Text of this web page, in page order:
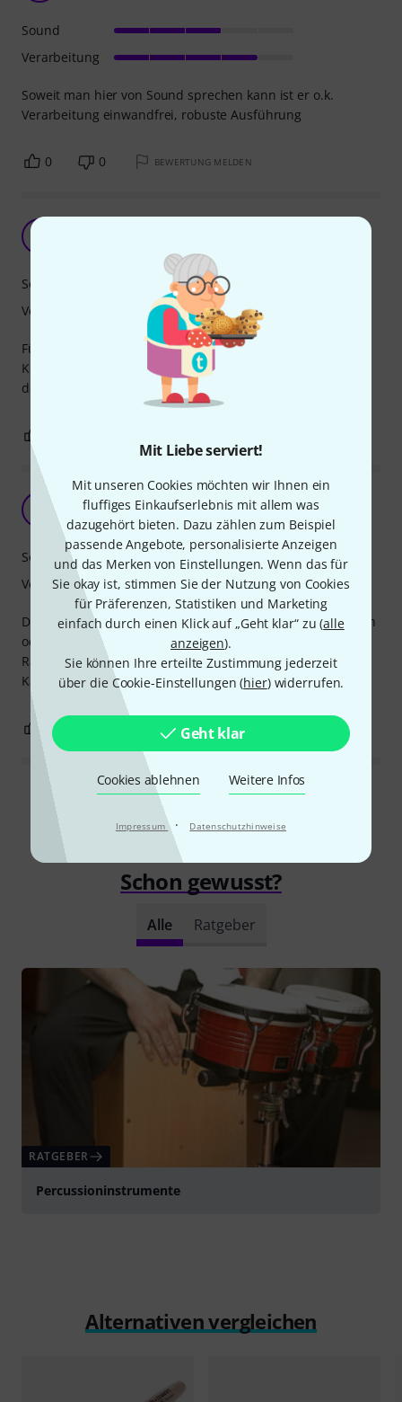
Mit Liebe serviert!
Mit unseren Cookies möchten wir Ihnen ein
fluffiges Einkaufserlebnis mit allem was
dazugehört bieten. Dazu zählen zum Beispiel
passende Angebote, personalisierte Anzeigen
und das Merken von Einstellungen. Wenn das für
Sie okay ist, stimmen Sie der Nutzung von Cookies
für Präferenzen, Statistiken und Marketing
einfach durch einen Klick auf „Geht klar“ zu (alle
anzeigen).
Sie können Ihre erteilte Zustimmung jederzeit
über die Cookie-Einstellungen (hier) widerrufen.
Geht klar
Cookies ablehnen Weitere Infos
Impressum · Datenschutzhinweise
Soweit man hier von Sound sprechen kann ist er o.k.
Verarbeitung einwandfrei, robuste Ausführung
Sound
Verarbeitung
0 0 BEWERTUNG MELDEN
Für den gelegentlichen Einsatz durchaus geeignet, der
Klang ist durchdringend und durchaus befriedigend. Für
den Preis absolut in Ordnung.
Sound
Verarbeitung
Super Ratsche
Oliver Avemarie 08.08.2024
Damit lassen sich alle Wildschweine im Wald aufscheuchen
oder schlechte Geister aus dem Haus vertreiben!! Ein
Ratsche Sound wie in den Gassen des Mittelalters, klare
Kaufempfehlung!!
Sound
Verarbeitung
BEWERTUNG MELDEN
Alle Bewertungen lesen
Schon gewusst?
Alle Ratgeber
RATGEBER
Percussioninstrumente
Alternativen vergleichen